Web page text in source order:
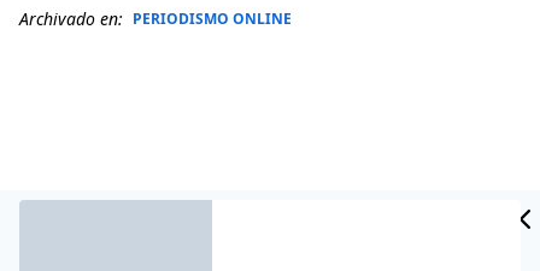
Archivado en: PERIODISMO ONLINE